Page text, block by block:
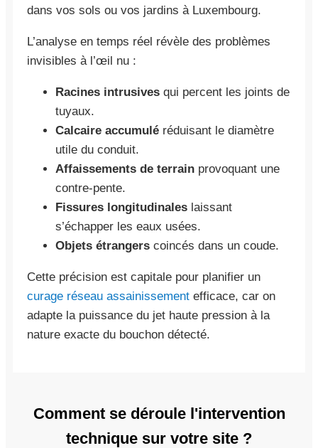
dans vos sols ou vos jardins à Luxembourg.
L’analyse en temps réel révèle des problèmes
invisibles à l’œil nu :
Racines intrusives qui percent les joints de
tuyaux.
Calcaire accumulé réduisant le diamètre
utile du conduit.
Affaissements de terrain provoquant une
contre-pente.
Fissures longitudinales laissant
s’échapper les eaux usées.
Objets étrangers coincés dans un coude.
Cette précision est capitale pour planifier un
curage réseau assainissement efficace, car on
adapte la puissance du jet haute pression à la
nature exacte du bouchon détecté.
Comment se déroule l'intervention
technique sur votre site ?